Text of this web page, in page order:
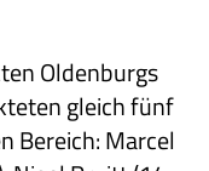
Oldenburgs
gleich fünf
Bereich: Marcel